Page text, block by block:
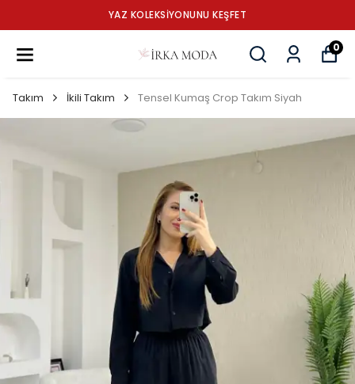
YAZ KOLEKSİYONUNU KEŞFET
0
Takım İkili Takım Tensel Kumaş Crop Takım Siyah